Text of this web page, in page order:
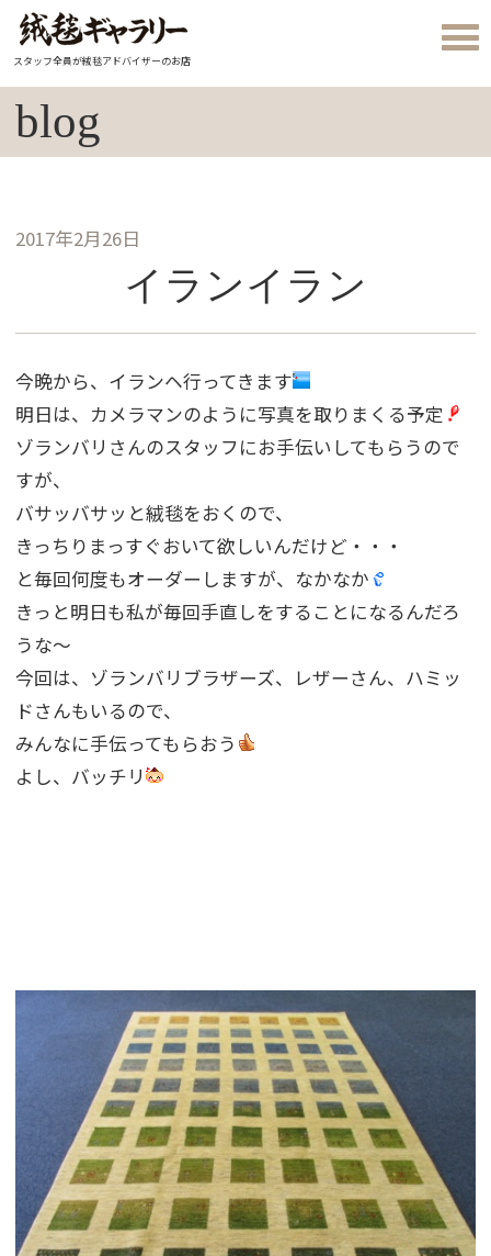
スタッフ全員が絨毯アドバイザーのお店
blog
2017年2月26日
イランイラン
今晩から、イランヘ行ってきます
明日は、カメラマンのように写真を取りまくる予定
ゾランバリさんのスタッフにお手伝いしてもらうので
すが、
バサッバサッと絨毯をおくので、
きっちりまっすぐおいて欲しいんだけど・・・
と毎回何度もオーダーしますが、なかなか
きっと明日も私が毎回手直しをすることになるんだろ
うな〜
今回は、ゾランバリブラザーズ、レザーさん、ハミッ
ドさんもいるので、
みんなに手伝ってもらおう
よし、バッチリ